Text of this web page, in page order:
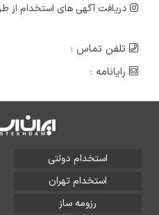
دریافت آگهی های استخدام از
تلفن تماس :
رایانامه :
استخدام دولتی
استخدام تهران
رزومه ساز